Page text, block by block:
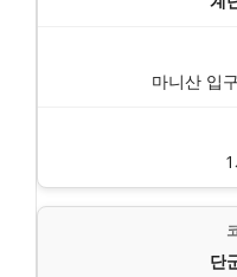
마니산 입
단